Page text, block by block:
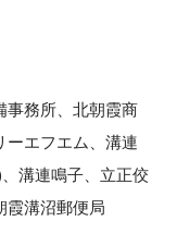
務所、北朝霞商
ーエフエム、溝連
溝連鳴子、立正佼
霞溝沼郵便局